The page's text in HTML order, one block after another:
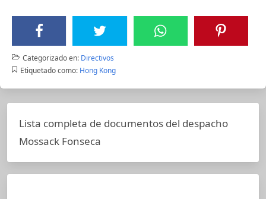
Categorizado en: Directivos
Etiquetado como: Hong Kong
Lista completa de documentos del despacho
Mossack Fonseca